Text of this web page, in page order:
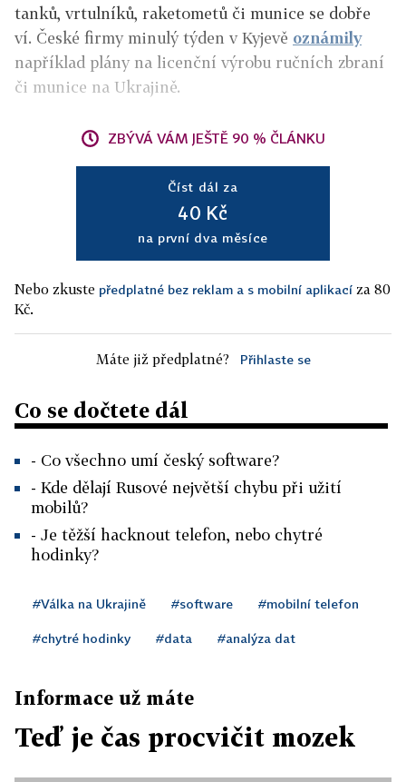
tanků, vrtulníků, raketometů či munice se dobře
ví. České firmy minulý týden v Kyjevě oznámily
například plány na licenční výrobu ručních zbraní
či munice na Ukrajině.
ZBÝVÁ VÁM JEŠTĚ 90 % ČLÁNKU
Číst dál za
40 Kč
na první dva měsíce
Nebo zkuste předplatné bez reklam a s mobilní aplikací za 80
Kč.
Máte již předplatné? Přihlaste se
Co se dočtete dál
- Co všechno umí český software?
- Kde dělají Rusové největší chybu při užití
mobilů?
- Je těžší hacknout telefon, nebo chytré
hodinky?
#Válka na Ukrajině #software #mobilní telefon
#chytré hodinky #data #analýza dat
Informace už máte
Teď je čas procvičit mozek